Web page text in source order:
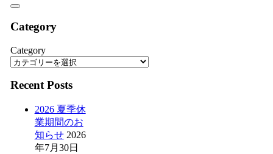
Category
Category
Recent Posts
2026 夏季休
業期間のお
知らせ 2026
年7月30日